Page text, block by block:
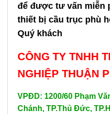
để được tư vấn miễn
thiết bị cầu trục phù
Quý khách
CÔNG TY TNHH
NGHIỆP THUẬN
VPĐD: 1200/60 Phạm
Chánh, TP.Thủ Đức,